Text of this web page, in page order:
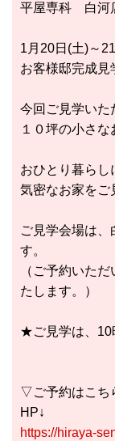
平屋専科 白河
1月20日(土)～
お客様邸完成見
今回ご見学いた
１０坪の小さな
おひとり暮らし
気密なお家をご
ご見学会場は、
す。
（ご予約いた
たします。）
★ご見学は、10
▽ご予約はこち
HP↓
https://hiraya-